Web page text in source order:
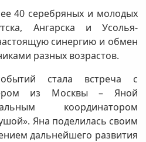
40 серебряных и молодых
Ангарска и Усолья-
синергию и обмен
разных возрастов.
стала встреча с
из Москвы – Яной
координатором
Яна поделилась своим
дальнейшего развития